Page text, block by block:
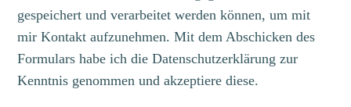
gespeichert und verarbeitet werden können, um mit
mir Kontakt aufzunehmen. Mit dem Abschicken des
Formulars habe ich dieDatenschutzerklärung zur
Kenntnis genommen und akzeptiere diese.